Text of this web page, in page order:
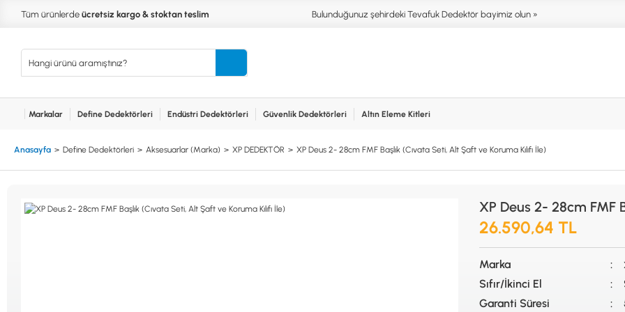
RUTUS DEDEKTÖR
TEKNETICS
PİNPOİNTER & SCUBA
SU GEÇİRMEZ DEDEKTÖRLER
ALTIN ELEME KİTLERİ
ANA ÜNİTELER
BAŞLIK KORUMA KILIFLARI
BATARYA, PİL ve ŞARJ ALETLERİ
KULAKLIKLAR VE KULAKLIK
BAĞLANTI AKSESUARLARI
ŞAFTLAR VE ŞAFT AKSESUARLARI
SU ALTI VE DİĞER AKSESUARLAR
TAŞIMA ÇANTASI &BULUNTU KESESİ
RUTUS
DETECH
Tüm ürünlerdeücretsiz kargo & stoktan teslim Bulunduğunuz şehirdeki Tevafuk Dedektör bayimiz olun »
Markalar Define Dedektörleri Endüstri Dedektörleri Güvenlik Dedektörleri Altın Eleme Kitleri
Anasayfa Define Dedektörleri Aksesuarlar (Marka) XP DEDEKTÖR XP Deus 2- 28cm FMF Başlık (Cıvata Seti, Alt Şaft ve Koruma Kılıfı İle)
XP Deus 2- 28cm FMF
26.590,64 TL
Marka
Sıfır/İkinci El
Garanti Süresi